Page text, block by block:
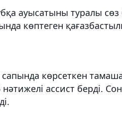
ауысатыны туралы
көптеген
көрсеткен
нәтижелі ассист берді.